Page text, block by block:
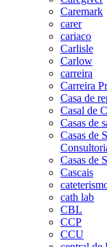
Caremark
carer
cariaco
Carlisle
Carlow
carreira
Carreira
Casa de
Casal de
Casas de
Casas de
Casas de
Cascais
cath lab
CBL
CCP
CCU